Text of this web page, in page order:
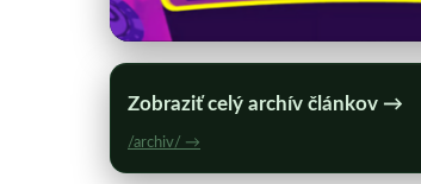
Zobraziť celý archív článkov →
/archiv/ →